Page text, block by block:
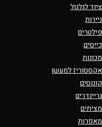
ציוד לגלגול
ניירות
פילטרים
כייסים
מכונות
אקססוריז למעשן
קונוסים
גריינדרים
מציתים
מאפרות